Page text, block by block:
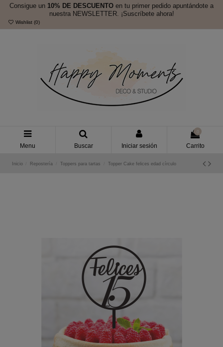
Consigue un 10% DE DESCUENTO en tu primer pedido apuntándote a
nuestra NEWSLETTER. ¡Suscríbete ahora!
Wishlist (0)
Menu Buscar Iniciar sesión Carrito
Inicio Repostería Toppers para tartas Topper Cake felices edad círculo